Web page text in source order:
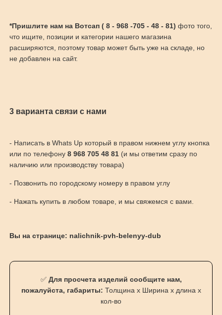
*Пришлите нам на Вотсап ( 8 - 968 -705 - 48 - 81) фото того,
что ищите, позиции и категории нашего магазина
расширяются, поэтому товар может быть уже на складе, но
не добавлен на сайт.
3 варианта связи с нами
- Написать в Whats Up который в правом нижнем углу кнопка
или по телефону 8 968 705 48 81(и мы ответим сразу по
наличию или производству товара)
- Позвонить по городскому номеру в правом углу
- Нажать купить в любом товаре, и мы свяжемся с вами.
Вы на странице: nalichnik-pvh-belenyy-dub
✅ Для просчета изделий сообщите нам,
пожалуйста, габариты: Толщина х Ширина х длина х
кол-во